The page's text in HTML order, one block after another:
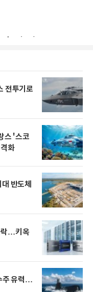
전투기로
스 '스코
화
반도체
락…키옥
주 유력…